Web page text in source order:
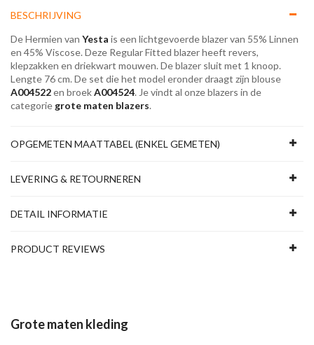
BESCHRIJVING
De Hermien van Yesta is een lichtgevoerde blazer van 55% Linnen
en 45% Viscose. Deze Regular Fitted blazer heeft revers,
klepzakken en driekwart mouwen. De blazer sluit met 1 knoop.
Lengte 76 cm. De set die het model eronder draagt zijn blouse
A004522en broekA004524. Je vindt al onze blazers in de
categorie grote maten blazers.
OPGEMETEN MAATTABEL (ENKEL GEMETEN)
LEVERING & RETOURNEREN
DETAIL INFORMATIE
PRODUCT REVIEWS
Grote maten kleding